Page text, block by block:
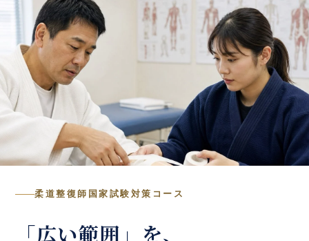
柔道整復師国家試験対策コース
「広い範囲」を、